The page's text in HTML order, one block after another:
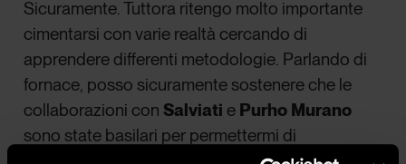
Sicuramente. Tuttora ritengo molto importante
cimentarsi con varie realtà cercando di
apprendere differenti metodologie. Parlando di
fornace, posso sicuramente sostenere che le
collaborazioni conSalviati e Purho Murano
sono state basilari per permettermi di